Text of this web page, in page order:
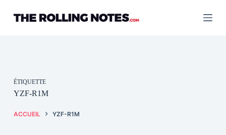
contenu
ÉTIQUETTE
YZF-R1M
ACCUEIL YZF-R1M